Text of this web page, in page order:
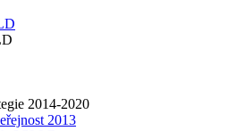
2014-2020
2013